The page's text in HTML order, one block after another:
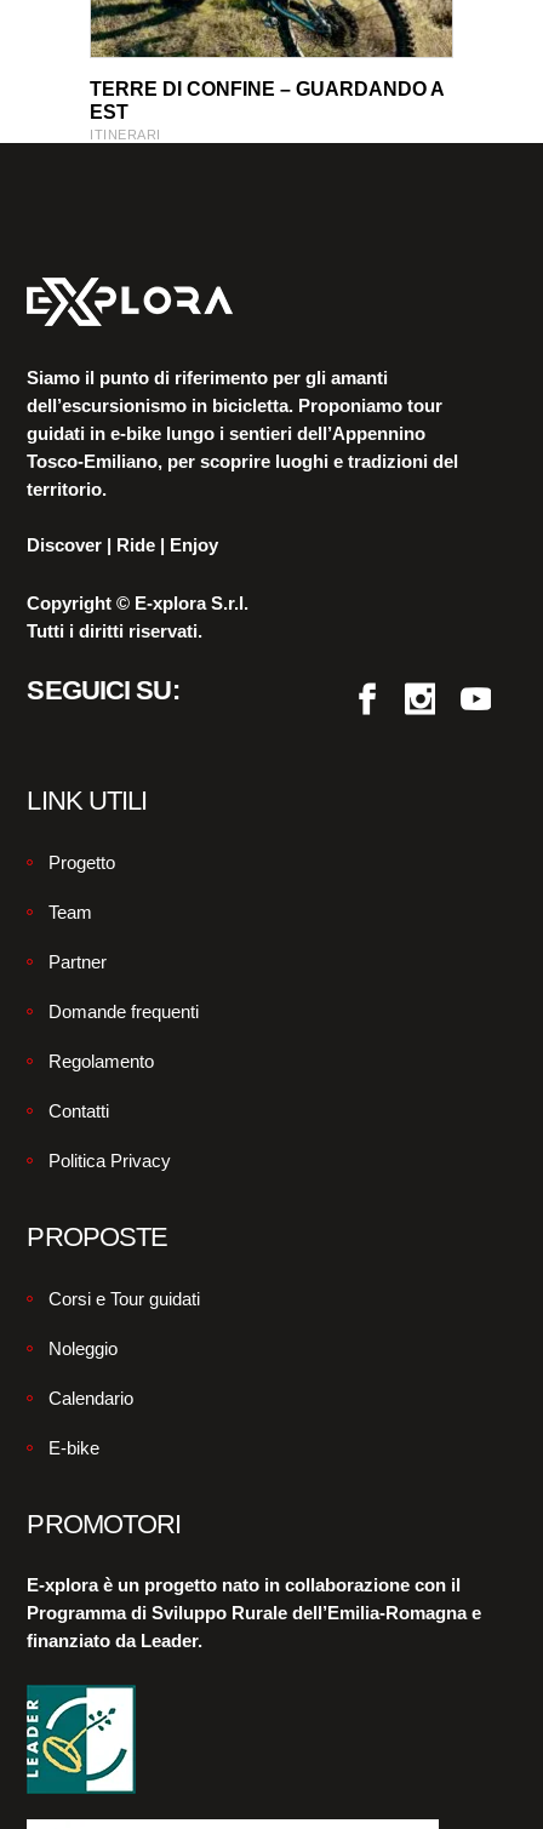
VIEW PRODUCT
VIEW PRODUCT
TERRE DI CONFINE – GUARDANDO A
EST
ITINERARI
Siamo il punto di riferimento per gli amanti
dell’escursionismo in bicicletta. Proponiamo tour
guidati in e-bike lungo i sentieri dell’Appennino
Tosco-Emiliano, per scoprire luoghi e tradizioni del
territorio.
Discover | Ride | Enjoy
Copyright © E-xplora S.r.l.
Tutti i diritti riservati.
SEGUICI SU:
LINK UTILI
Progetto
Team
Partner
Domande frequenti
Regolamento
Contatti
Politica Privacy
PROPOSTE
Corsi e Tour guidati
Noleggio
Calendario
E-bike
PROMOTORI
E-xplora è un progetto nato in collaborazione con il
Programma di Sviluppo Rurale dell’Emilia-Romagna e
finanziato da Leader.